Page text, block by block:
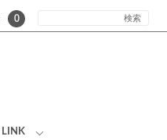
0
LINK